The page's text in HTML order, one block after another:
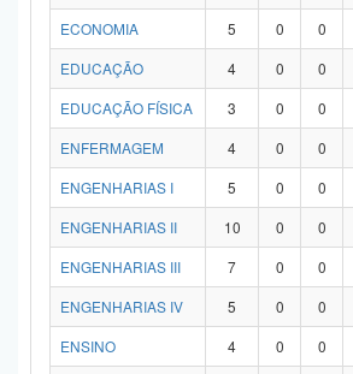
ECONOMIA
5 0 0
EDUCAÇÃO
4 0 0
EDUCAÇÃO FÍSICA
3 0 0
ENFERMAGEM
4 0 0
ENGENHARIAS I
5 0 0
ENGENHARIAS II
10 0 0
ENGENHARIAS III
7 0 0
ENGENHARIAS IV
5 0 0
ENSINO
4 0 0